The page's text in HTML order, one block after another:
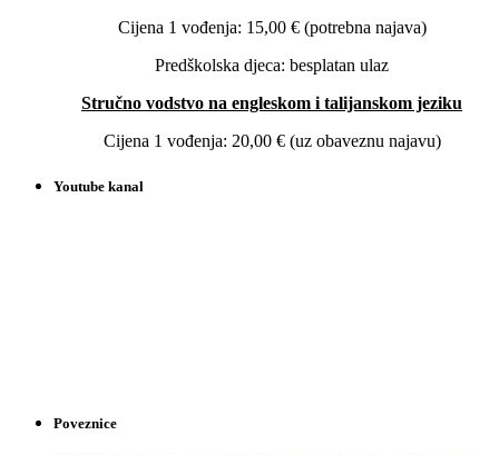
Cijena 1 vođenja: 15,00 € (potrebna najava)
Predškolska djeca: besplatan ulaz
Stručno vodstvo na engleskom i talijanskom jeziku
Cijena 1 vođenja: 20,00 € (uz obaveznu najavu)
Youtube kanal
Poveznice